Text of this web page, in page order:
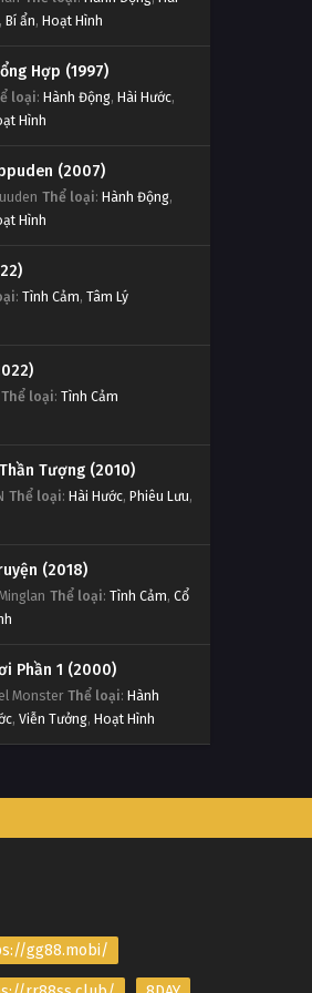
, Bí ẩn, Hoạt Hình
Hợp (1997)
loại: Hành Động, Hài Hước,
Hình
(2007)
Thể loại: Hành Động,
Hình
: Tình Cảm, Tâm Lý
Thể loại: Tình Cảm
Tượng (2010)
Thể loại: Hài Hước, Phiêu Lưu,
(2018)
Thể loại: Tình Cảm, Cổ
Vua Trò Chơi Phần 1 (2000)
Monster Thể loại: Hành
, Viễn Tưởng, Hoạt Hình
gg88.mobi/